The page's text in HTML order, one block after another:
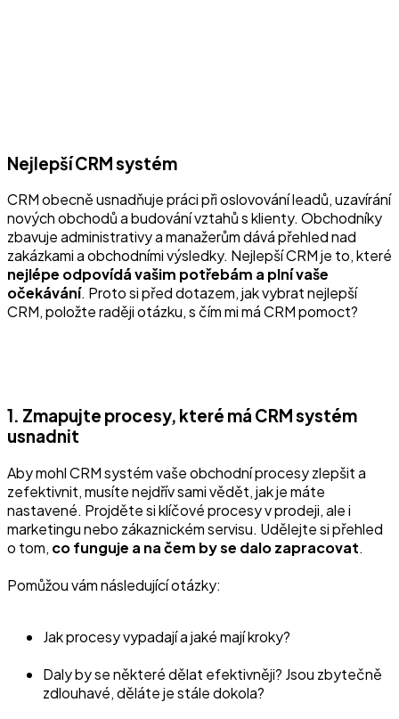
Nejlepší CRM systém
CRM obecně usnadňuje práci při oslovování leadů, uzavírání
nových obchodů a budování vztahů s klienty. Obchodníky
zbavuje administrativy a manažerům dává přehled nad
zakázkami a obchodními výsledky. Nejlepší CRM je to, které
nejlépe odpovídá vašim potřebám a plní vaše
očekávání. Proto si před dotazem, jak vybrat nejlepší
CRM, položte raději otázku, s čím mi má CRM pomoct?
1. Zmapujte procesy, které má CRM systém
usnadnit
Aby mohl CRM systém vaše obchodní procesy zlepšit a
zefektivnit, musíte nejdřív sami vědět, jak je máte
nastavené. Projděte si klíčové procesy v prodeji, ale i
marketingu nebo zákaznickém servisu. Udělejte si přehled
o tom, co funguje a na čem by se dalo zapracovat.
Pomůžou vám následující otázky:
Jak procesy vypadají a jaké mají kroky?
Daly by se některé dělat efektivněji? Jsou zbytečně
zdlouhavé, děláte je stále dokola?